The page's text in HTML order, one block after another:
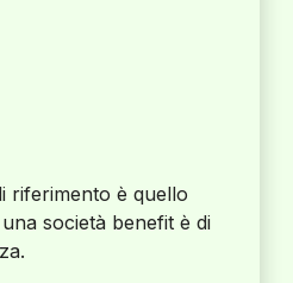
riferimento è quello
società benefit è di